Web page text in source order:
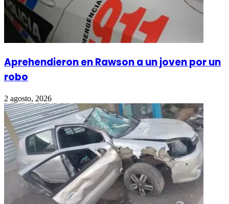
Aprehendieron en Rawson a un joven por un
robo
2 agosto, 2026